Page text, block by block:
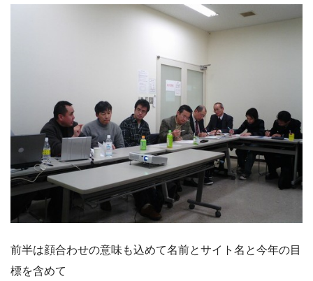
前半は顔合わせの意味も込めて名前とサイト名と今年の目
標を含めて